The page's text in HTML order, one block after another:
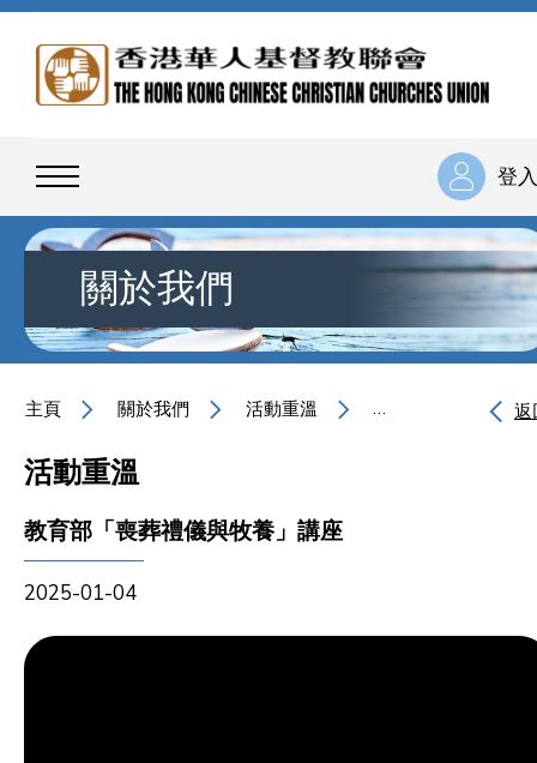
登入
關於我們
主頁 關於我們 活動重溫 教育部「喪葬禮儀返
活動重溫
教育部「喪葬禮儀與牧養」講座
2025-01-04